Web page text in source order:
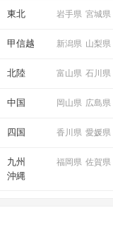
東北 岩手県 宮城県
甲信越 新潟県 山梨県
北陸 富山県 石川県
中国 岡山県 広島県
四国 香川県 愛媛県
九州
沖縄
福岡県 佐賀県